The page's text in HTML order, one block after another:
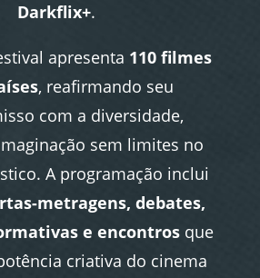
Darkflix+.
apresenta 110 filmes
, reafirmando seu
com a diversidade,
sem limites no
A programação inclui
metragens, debates,
e encontros que
criativa do cinema